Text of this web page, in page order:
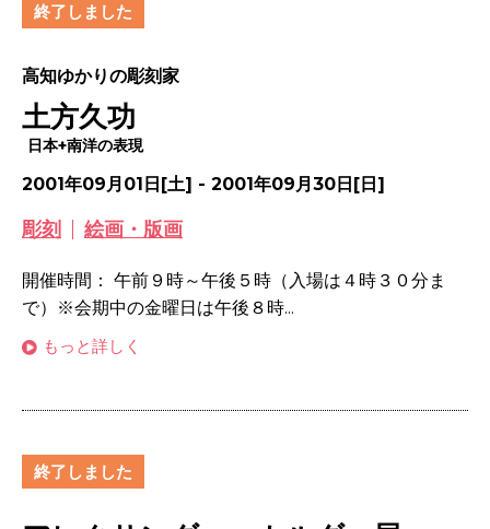
終了しました
高知ゆかりの彫刻家
土方久功
日本+南洋の表現
2001年09月01日[土] - 2001年09月30日[日]
彫刻 絵画・版画
開催時間： 午前９時～午後５時（入場は４時３０分ま
で）※会期中の金曜日は午後８時...
もっと詳しく
終了しました